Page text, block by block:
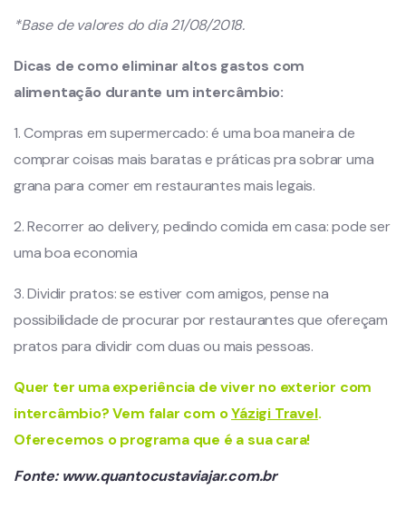
*Base de valores do dia 21/08/2018.
Dicas de como eliminar altos gastos com
alimentação durante um intercâmbio:
1. Compras em supermercado: é uma boa maneira de
comprar coisas mais baratas e práticas pra sobrar uma
grana para comer em restaurantes mais legais.
2. Recorrer ao delivery, pedindo comida em casa: pode ser
uma boa economia
3. Dividir pratos: se estiver com amigos, pense na
possibilidade de procurar por restaurantes que ofereçam
pratos para dividir com duas ou mais pessoas.
Quer ter uma experiência de viver no exterior com
intercâmbio? Vem falar com oYázigi Travel.
Oferecemos o programa que é a sua cara!
Fonte: www.quantocustaviajar.com.br